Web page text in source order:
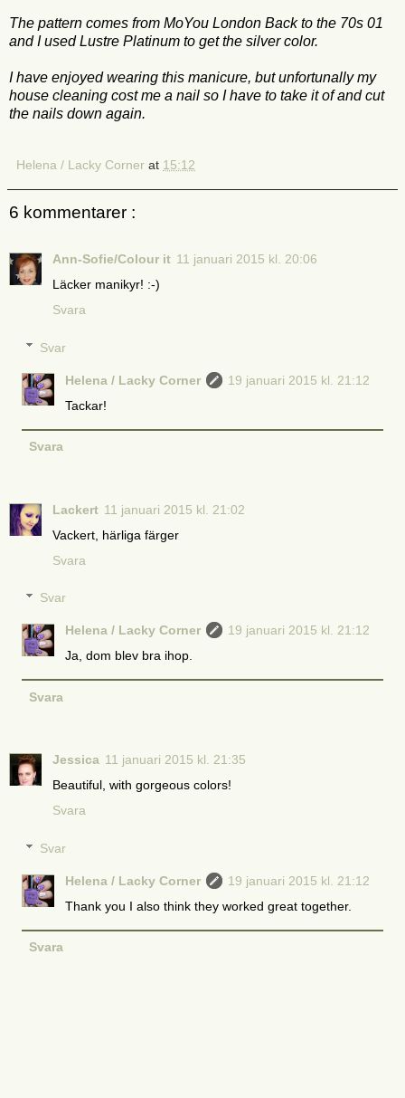
The pattern comes from MoYou London Back to the 70s 01
and I used Lustre Platinum to get the silver color.
I have enjoyed wearing this manicure, but unfortunally my
house cleaning cost me a nail so I have to take it of and cut
the nails down again.
Helena / Lacky Corner at 15:12
6 kommentarer :
Ann-Sofie/Colour it 11 januari 2015 kl. 20:06
Läcker manikyr! :-)
Svara
Svar
Helena / Lacky Corner
19 januari 2015 kl. 21:12
Tackar!
Svara
Lackert 11 januari 2015 kl. 21:02
Vackert, härliga färger
Svara
Svar
Helena / Lacky Corner
19 januari 2015 kl. 21:12
Ja, dom blev bra ihop.
Svara
Jessica 11 januari 2015 kl. 21:35
Beautiful, with gorgeous colors!
Svara
Svar
Helena / Lacky Corner
19 januari 2015 kl. 21:12
Thank you I also think they worked great together.
Svara